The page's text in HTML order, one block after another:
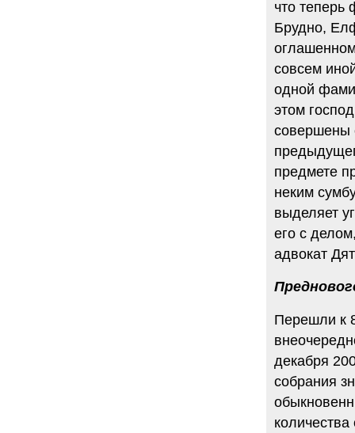
что теперь
Брудно,
совсем
одной
этом
совершены
предмете
неким
выделяет
его с
адвокат
Перешли к
декабря
собрания